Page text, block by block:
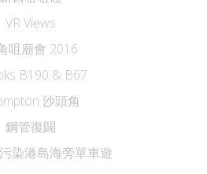
VR Views
咀廟會 2016
B190 & B67
沙頭角
鋼管復闢
染港島海旁單車遊